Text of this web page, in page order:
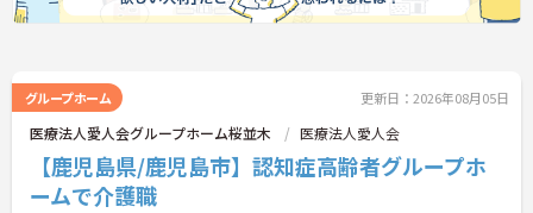
グループホーム 更新日：2026年08月05日
医療法人愛人会グループホーム桜並木 医療法人愛人会
【鹿児島県/鹿児島市】認知症高齢者グループホ
ームで介護職